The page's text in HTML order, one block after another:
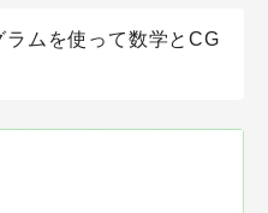
ムを使って数学とCG